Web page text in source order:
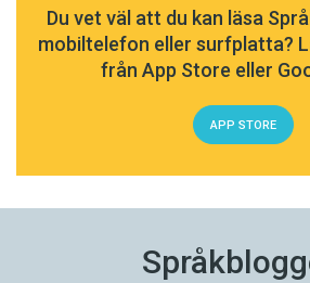
Du vet väl att du kan läsa
mobiltelefon eller surfplatta?
från App Store eller
APP STORE